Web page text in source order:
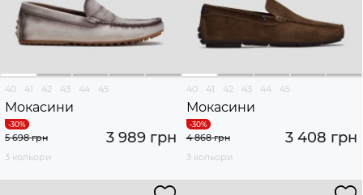
40 41 42 43 44 45
Мокасини
3 989 грн
5 698 грн
3 кольори
40 41 42 43 44 45
Мокасини
3 408 грн
4 868 грн
3 кольори